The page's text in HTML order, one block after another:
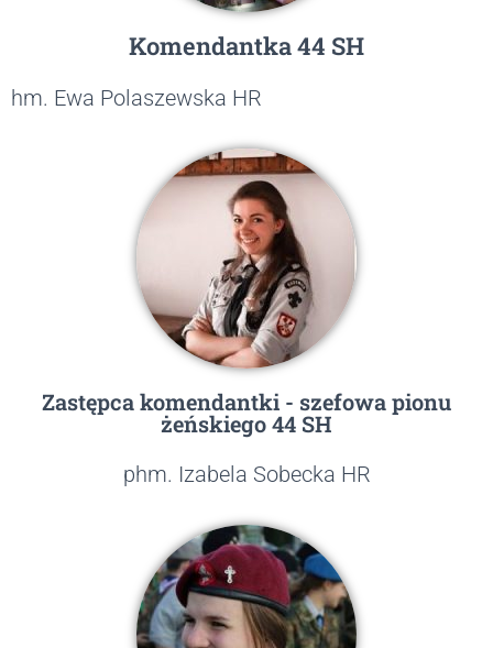
Komendantka 44 SH
hm. Ewa Polaszewska HR
Zastępca komendantki - szefowa pionu
żeńskiego 44 SH
phm. Izabela Sobecka HR